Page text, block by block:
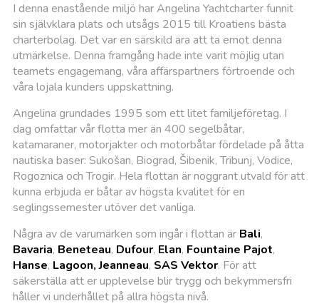
I denna enastående miljö har Angelina Yachtcharter funnit
sin självklara plats och utsågs 2015 till Kroatiens bästa
charterbolag. Det var en särskild ära att ta emot denna
utmärkelse. Denna framgång hade inte varit möjlig utan
teamets engagemang, våra affärspartners förtroende och
våra lojala kunders uppskattning.
Angelina grundades 1995 som ett litet familjeföretag. I
dag omfattar vår flotta mer än 400 segelbåtar,
katamaraner, motorjakter och motorbåtar fördelade på åtta
nautiska baser: Sukošan, Biograd, Šibenik, Tribunj, Vodice,
Rogoznica och Trogir. Hela flottan är noggrant utvald för att
kunna erbjuda er båtar av högsta kvalitet för en
seglingssemester utöver det vanliga.
Några av de varumärken som ingår i flottan är Bali,
Bavaria, Beneteau, Dufour, Elan, Fountaine Pajot,
Hanse, Lagoon, Jeanneau, SAS Vektor. För att
säkerställa att er upplevelse blir trygg och bekymmersfri
håller vi underhållet på allra högsta nivå.